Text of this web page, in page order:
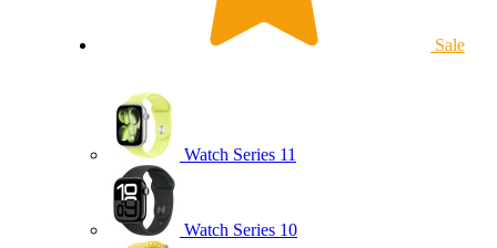
Sale
Watch Series 11
Watch Series 10